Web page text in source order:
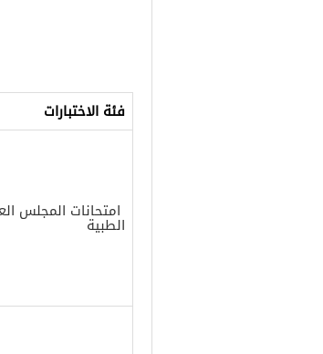
فئة الاختبارات
امتحانات المجلس
الطبية